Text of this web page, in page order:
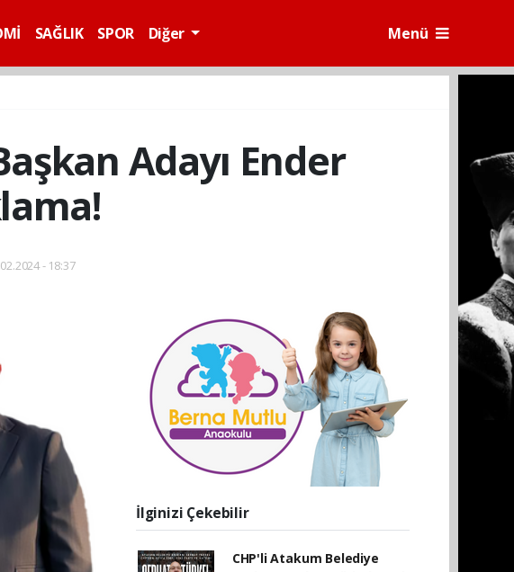
SAĞLIK SPOR Diğer Menü
Adayı Ender
- 18:37
İlginizi Çekebilir
CHP'li Atakum Belediye